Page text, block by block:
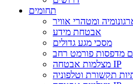
תחומים
ומטהרי אוויר
אבטחת מידע
מסכי מגע גדולים
מדפסות פורמט רחב
מצלמות אבטחה IP
תקשורת וטלפוניה